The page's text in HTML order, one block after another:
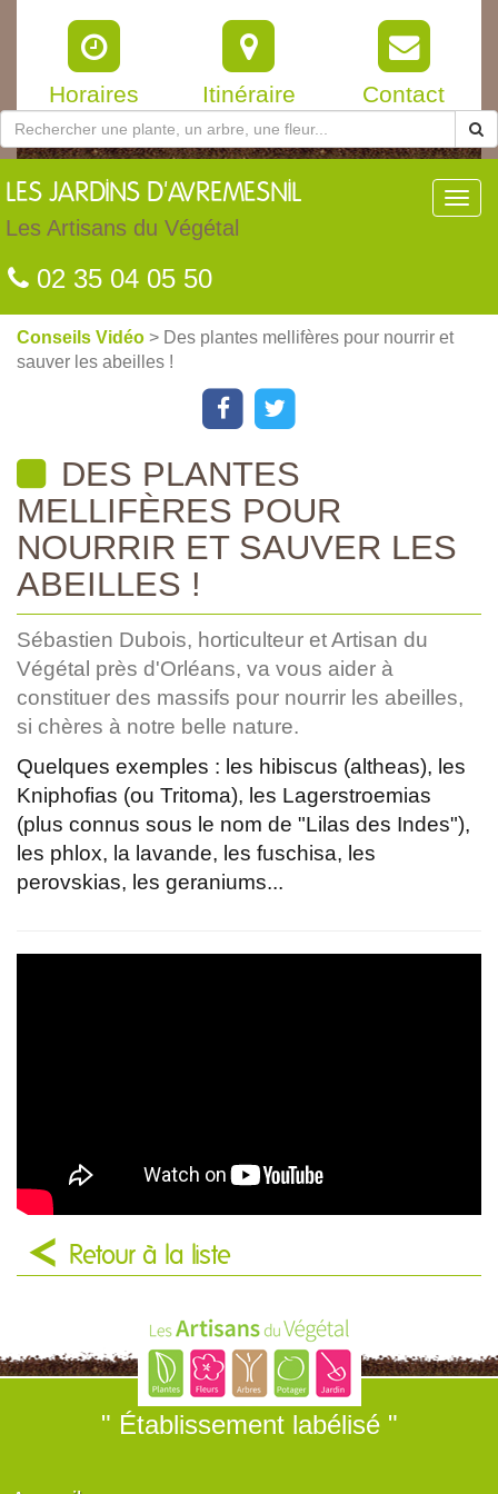
Horaires Itinéraire Contact
LES JARDINS D'AVREMESNIL
Les Artisans du Végétal
02 35 04 05 50
Conseils Vidéo > Des plantes mellifères pour nourrir et
sauver les abeilles !
DES PLANTES
MELLIFÈRES POUR
NOURRIR ET SAUVER LES
ABEILLES !
Sébastien Dubois, horticulteur et Artisan du
Végétal près d'Orléans, va vous aider à
constituer des massifs pour nourrir les abeilles,
si chères à notre belle nature.
Quelques exemples : les hibiscus (altheas), les
Kniphofias (ou Tritoma), les Lagerstroemias
(plus connus sous le nom de "Lilas des Indes"),
les phlox, la lavande, les fuschisa, les
perovskias, les geraniums...
Retour à la liste
" Établissement labélisé "